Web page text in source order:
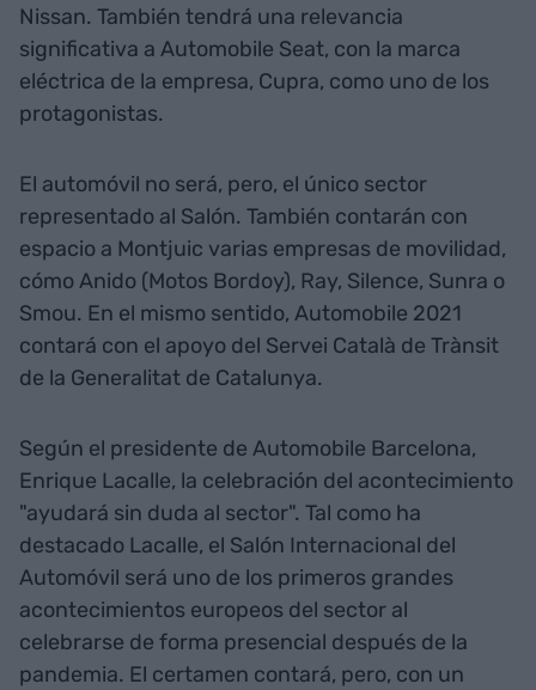
Nissan. También tendrá una relevancia
significativa a Automobile Seat, con la marca
eléctrica de la empresa, Cupra, como uno de los
protagonistas.
El automóvil no será, pero, el único sector
representado al Salón. También contarán con
espacio a Montjuic varias empresas de movilidad,
cómo Anido (Motos Bordoy), Ray, Silence, Sunra o
Smou. En el mismo sentido, Automobile 2021
contará con el apoyo del Servei Català de Trànsit
de la Generalitat de Catalunya.
Según el presidente de Automobile Barcelona,
Enrique Lacalle, la celebración del acontecimiento
"ayudará sin duda al sector". Tal como ha
destacado Lacalle, el Salón Internacional del
Automóvil será uno de los primeros grandes
acontecimientos europeos del sector al
celebrarse de forma presencial después de la
pandemia. El certamen contará, pero, con un